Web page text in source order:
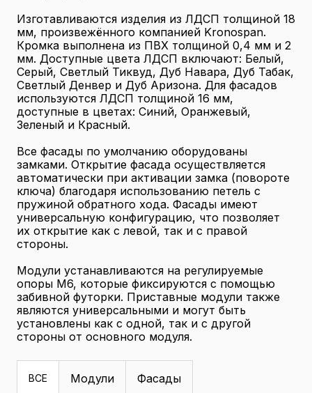
Изготавливаются изделия из ЛДСП толщиной 18
мм, произвежённого компанией Kronospan.
Кромка выполнена из ПВХ толщиной 0,4 мм и 2
мм. Доступные цвета ЛДСП включают: Белый,
Серый, Светлый Тиквуд, Дуб Навара, Дуб Табак,
Светлый Денвер и Дуб Аризона. Для фасадов
используются ЛДСП толщиной 16 мм,
доступные в цветах: Синий, Оранжевый,
Зеленый и Красный.
Все фасады по умолчанию оборудованы
замками. Открытие фасада осуществляется
автоматически при активации замка (повороте
ключа) благодаря использованию петель с
пружиной обратного хода. Фасады имеют
универсальную конфигурацию, что позволяет
их открытие как с левой, так и с правой
стороны.
Модули устанавливаются на регулируемые
опоры М6, которые фиксируются с помощью
забивной футорки. Приставные модули также
являются универсальными и могут быть
установлены как с одной, так и с другой
стороны от основного модуля.
ВСЕ Модули Фасады